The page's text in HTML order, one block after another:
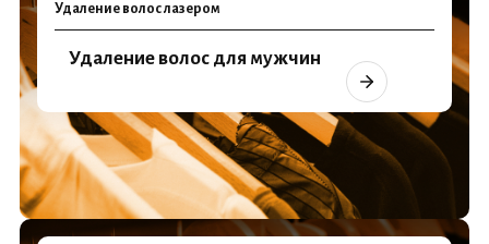
Удаление волос лазером
Удаление волос для мужчин